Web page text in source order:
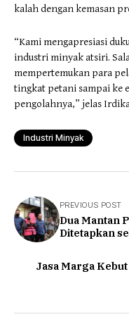
kalah dengan kemasan
“Kami mengapresiasi
industri minyak atsiri.
mempertemukan para
tingkat petani sampai ke
pengolahnya,” jelas
Industri Minyak
PREVIOUS POST
Dua Mantan
Ditetapkan
Jasa Marga